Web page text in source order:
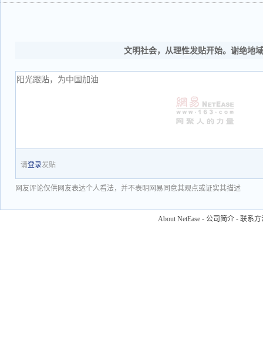
文明社会，从理性发贴开始。谢绝地
请登录发贴
网友评论仅供网友表达个人看法，并不表明网易同意其观点或证实其描述
About NetEase - 公司简介 - 联系方